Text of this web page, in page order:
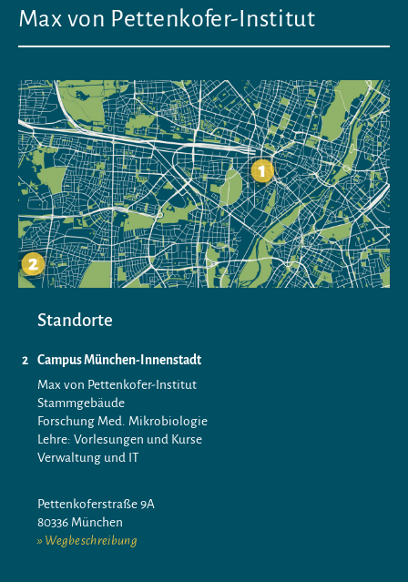
Max von Pettenkofer-Institut
Standorte
Campus München-Innenstadt
Max von Pettenkofer-Institut
Stammgebäude
Forschung Med. Mikrobiologie
Lehre: Vorlesungen und Kurse
Verwaltung und IT
Pettenkoferstraße 9A
80336 München
Wegbeschreibung